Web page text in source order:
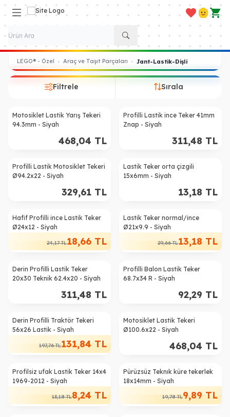
Favorilerim
Hesabım
LEGO® - Özel • Araç ve Taşıt Parçaları • Jant-Lastik-Dişli
Filtrele Sırala
Motosiklet Lastik Yarış Tekeri
94.3mm - Siyah
468,04 TL
Profilli Lastik ince Teker 41mm
Znap - Siyah
311,48 TL
Profilli Lastik Motosiklet Tekeri
Ø94.2x22 - Siyah
329,61 TL
Lastik Teker orta çizgili
15x6mm - Siyah
13,18 TL
%23
Hafif Profilli ince Lastik Teker
Ø24x12 - Siyah
24,17TL18,66 TL
%56
Lastik Teker normal/ince
Ø21x9.9 - Siyah
29,66TL13,18 TL
Derin Profilli Lastik Teker
20x30 Teknik 62.4x20 - Siyah
311,48 TL
Profilli Balon Lastik Teker
68.7x34 R - Siyah
92,29 TL
%33
Derin Profilli Traktör Tekeri
56x26 Lastik - Siyah
197,76TL131,84 TL
Motosiklet Lastik Tekeri
Ø100.6x22 - Siyah
468,04 TL
%38
Profilsiz ufak Lastik Teker 14x4
1969-2012 - Siyah
13,18TL8,24 TL
%50
Pürüzsüz Teknık küre tekerlek
18x14mm - Siyah
19,78TL9,89 TL